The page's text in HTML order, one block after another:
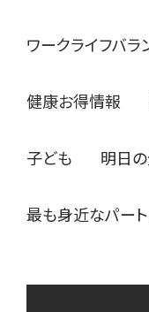
ワークライフバラ
健康お得情報
子ども 明日
最も身近なパー